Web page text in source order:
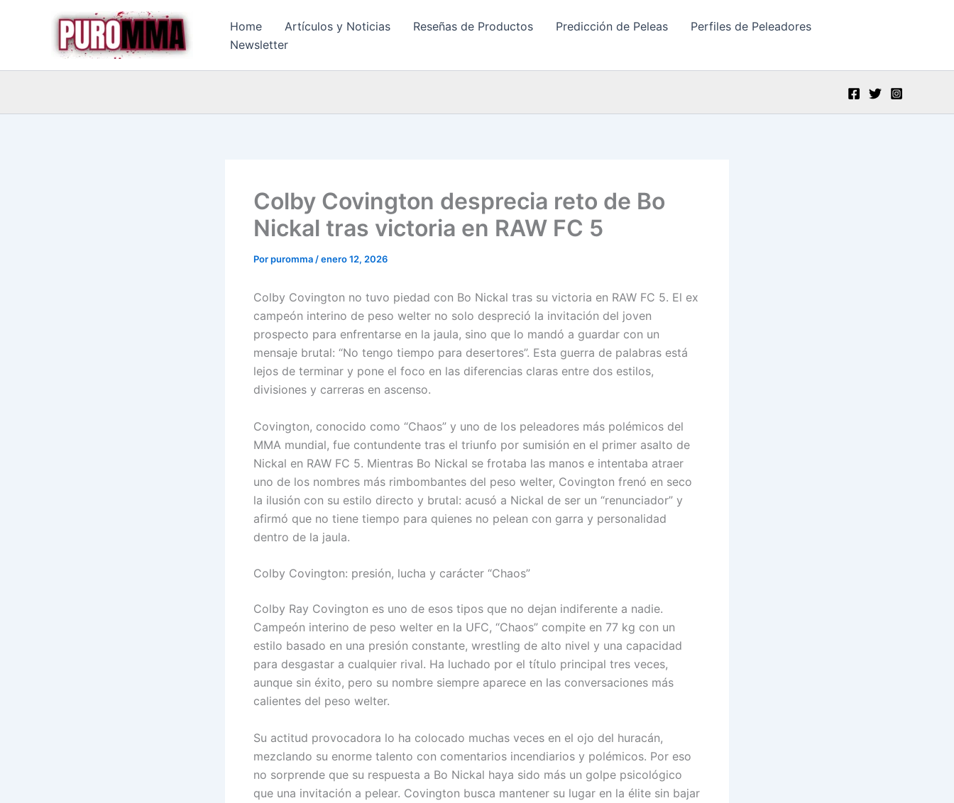
Home Artículos y Noticias Reseñas de Productos Predicción de Peleas
Perfiles de Peleadores
Newsletter
Colby Covington desprecia reto de Bo
Nickal tras victoria en RAW FC 5
Porpuromma /enero 12, 2026
Colby Covington no tuvo piedad con Bo Nickal tras su victoria en RAW FC 5. El ex
campeón interino de peso welter no solo despreció la invitación del joven
prospecto para enfrentarse en la jaula, sino que lo mandó a guardar con un
mensaje brutal: “No tengo tiempo para desertores”. Esta guerra de palabras está
lejos de terminar y pone el foco en las diferencias claras entre dos estilos,
divisiones y carreras en ascenso.
Covington, conocido como “Chaos” y uno de los peleadores más polémicos del
MMA mundial, fue contundente tras el triunfo por sumisión en el primer asalto de
Nickal en RAW FC 5. Mientras Bo Nickal se frotaba las manos e intentaba atraer
uno de los nombres más rimbombantes del peso welter, Covington frenó en seco
la ilusión con su estilo directo y brutal: acusó a Nickal de ser un “renunciador” y
afirmó que no tiene tiempo para quienes no pelean con garra y personalidad
dentro de la jaula.
Colby Covington: presión, lucha y carácter “Chaos”
Colby Ray Covington es uno de esos tipos que no dejan indiferente a nadie.
Campeón interino de peso welter en la UFC, “Chaos” compite en 77 kg con un
estilo basado en una presión constante, wrestling de alto nivel y una capacidad
para desgastar a cualquier rival. Ha luchado por el título principal tres veces,
aunque sin éxito, pero su nombre siempre aparece en las conversaciones más
calientes del peso welter.
Su actitud provocadora lo ha colocado muchas veces en el ojo del huracán,
mezclando su enorme talento con comentarios incendiarios y polémicos. Por eso
no sorprende que su respuesta a Bo Nickal haya sido más un golpe psicológico
que una invitación a pelear. Covington busca mantener su lugar en la élite sin bajar